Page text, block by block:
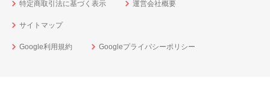
特定商取引法に基づく表示 運営会社概要
サイトマップ
Google利用規約 Googleプライバシーポリシー